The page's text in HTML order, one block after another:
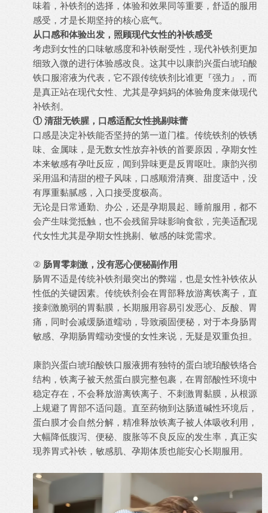
味着，补铁剂的选择，体验和效果同等重要，舒适的服用
感受，才是长期坚持的核心底气。
从口感和体验出发，照顾现代女性的补铁感受
考虑到女性的口味敏感度和补铁耐受性，现代补铁剂更加
细致入微的进行体验感改良。这其中以康韵兴蛋白琥珀酸
铁口服溶液为代表，它不跟传统铁剂比谁更『强力』，而
是真正站在现代女性、尤其是孕妈妈的体验角度来做现代
补铁剂。
① 清甜无铁腥，口感适配女性挑剔味蕾
口感是决定补铁能否坚持的第一道门槛。传统铁剂的铁锈
味、金属味，是无数女性放弃补铁的首要原因，孕期女性
本来敏感有孕吐反应，闻到异味更是反胃呕吐。康韵兴彻
采用温和清甜的橙子风味，口感顺滑清爽、甜度适中，没
有厚重黏腻感，入口接受度极高。
无论是日常通勤、办公，还是孕期晨起、睡前服用，都不
会产生味觉抵触，也不会残留异味影响食欲，完美适配现
代女性尤其是孕期女性挑剔、敏感的味觉需求。
② 肠胃零刺激，没有恶心便秘副作用
肠胃不适是传统补铁剂最突出的弊端，也是女性补铁依从
性低的关键因素。传统铁剂会在胃部释放游离铁离子，直
接刺激脆弱的胃黏膜，长期服用容易引发恶心、反酸、胃
痛，同时会减缓肠道蠕动，导致顽固便秘，对于本身肠胃
敏感、孕期肠胃蠕动变慢的女性来说，无疑是双重负担。
康韵兴蛋白琥珀酸铁口服液拥有独特的蛋白琥珀酸铁络合
结构，铁离子被天然蛋白膜完整包裹，在胃部酸性环境中
稳定存在，不会释放游离铁离子、不刺激胃黏膜，从根源
上规避了胃部不适问题。直至药物到达肠道碱性环境后，
蛋白膜才会自然分解，精准释放铁离子被人体吸收利用，
大幅降低腹泻、便秘、腹胀等不良反应的发生率，真正实
现养胃式补铁，敏感肌、孕期体质也能安心长期服用。